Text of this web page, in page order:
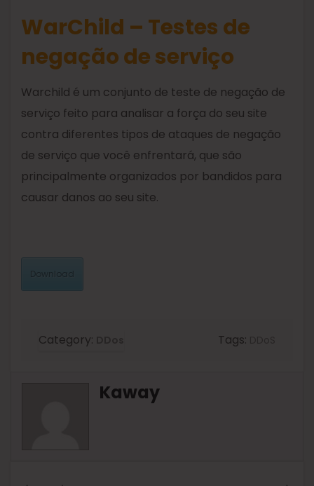
WarChild – Testes de
negação de serviço
Warchild é um conjunto de teste de negação de
serviço feito para analisar a força do seu site
contra diferentes tipos de ataques de negação
de serviço que você enfrentará, que são
principalmente organizados por bandidos para
causar danos ao seu site.
Download
Category: Tags:
Kaway